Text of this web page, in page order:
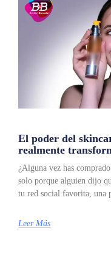
El poder del
realmente
¿Alguna vez has
solo porque alguien dijo
tu red social favorita, una
Leer Más